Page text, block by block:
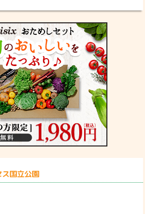
国立公園